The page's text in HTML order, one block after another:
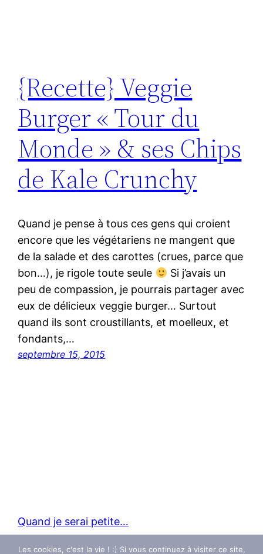
{Recette} Veggie
Burger « Tour du
Monde » & ses Chips
de Kale Crunchy
Quand je pense à tous ces gens qui croient
encore que les végétariens ne mangent que
de la salade et des carottes (crues, parce que
bon…), je rigole toute seule
Si j’avais un
peu de compassion, je pourrais partager avec
eux de délicieux veggie burger… Surtout
quand ils sont croustillants, et moelleux, et
fondants,…
septembre 15, 2015
Quand je serai petite…
Les cookies, c'est la vie ! :) Si vous continuez à visiter ce site,